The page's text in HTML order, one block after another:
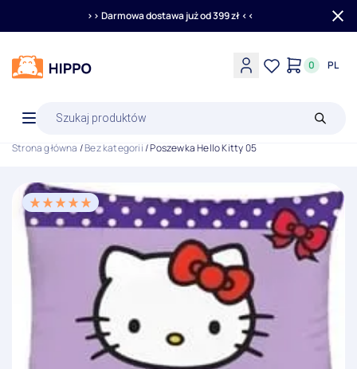
>> Darmowa dostawa już od 399 zł <<
0 PL
produktów
Strona główna /Bez kategorii/ Poszewka Hello Kitty 05